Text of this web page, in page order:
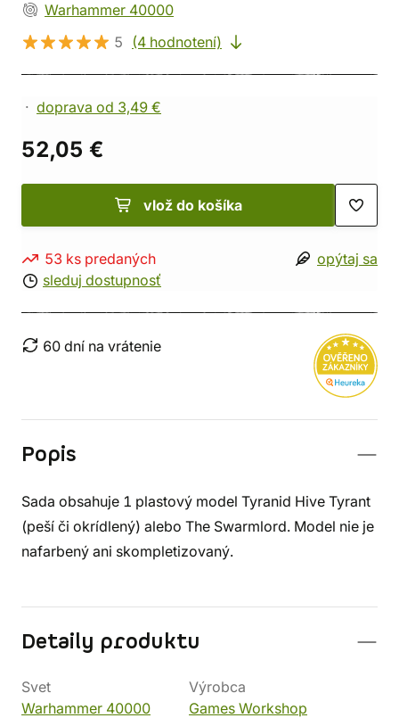
Warhammer 40000
5
(4 hodnotení)
doprava od 3,49 €
52,05 €
vlož do košíka
53 ks predaných
sleduj dostupnosť
opýtaj sa
60 dní na vrátenie
Popis
Sada obsahuje 1 plastový model Tyranid Hive Tyrant
(peší či okrídlený) alebo The Swarmlord. Model nie je
nafarbený ani skompletizovaný.
Detaily produktu
Svet
Warhammer 40000
Výrobca
Games Workshop